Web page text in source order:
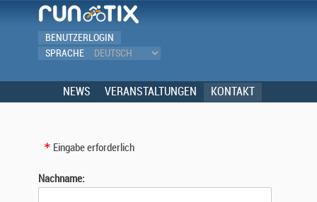
BENUTZERLOGIN
SPRACHE
NEWS VERANSTALTUNGEN KONTAKT
Eingabe erforderlich
Nachname: